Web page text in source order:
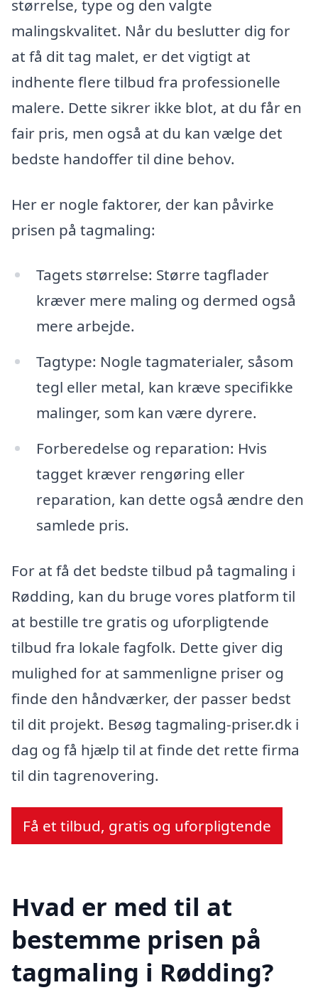
størrelse, type og den valgte
malingskvalitet. Når du beslutter dig for
at få dit tag malet, er det vigtigt at
indhente flere tilbud fra professionelle
malere. Dette sikrer ikke blot, at du får en
fair pris, men også at du kan vælge det
bedste handoffer til dine behov.
Her er nogle faktorer, der kan påvirke
prisen på tagmaling:
Tagets størrelse: Større tagflader
kræver mere maling og dermed også
mere arbejde.
Tagtype: Nogle tagmaterialer, såsom
tegl eller metal, kan kræve specifikke
malinger, som kan være dyrere.
Forberedelse og reparation: Hvis
tagget kræver rengøring eller
reparation, kan dette også ændre den
samlede pris.
For at få det bedste tilbud på tagmaling i
Rødding, kan du bruge vores platform til
at bestille tre gratis og uforpligtende
tilbud fra lokale fagfolk. Dette giver dig
mulighed for at sammenligne priser og
finde den håndværker, der passer bedst
til dit projekt. Besøg tagmaling-priser.dk i
dag og få hjælp til at finde det rette firma
til din tagrenovering.
Få et tilbud, gratis og uforpligtende
Hvad er med til at
bestemme prisen på
tagmaling i Rødding?